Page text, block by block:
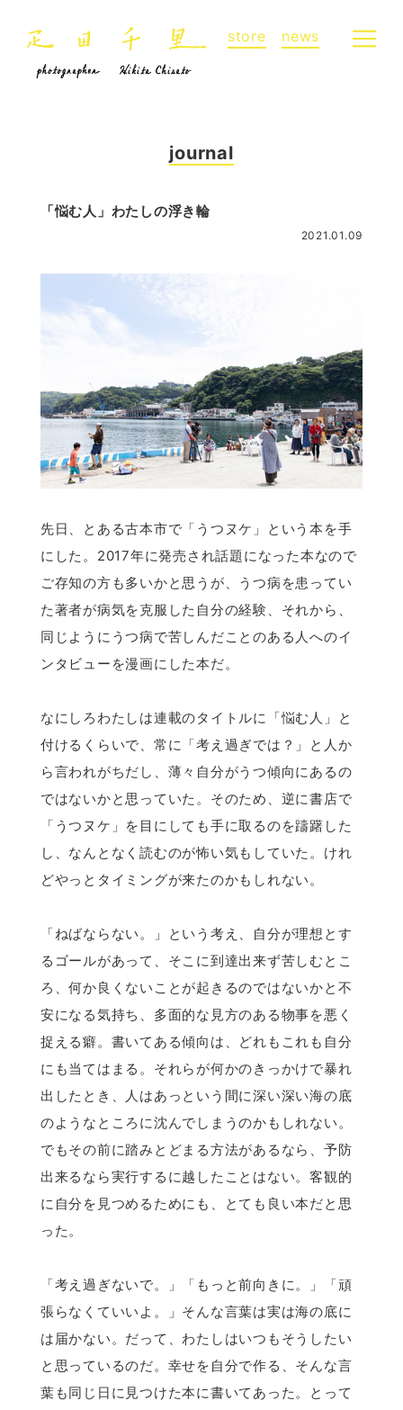
store news
journal
「悩む人」わたしの浮き輪
2021.01.09
先日、とある古本市で「うつヌケ」という本を手
にした。2017年に発売され話題になった本なので
ご存知の方も多いかと思うが、うつ病を患ってい
た著者が病気を克服した自分の経験、それから、
同じようにうつ病で苦しんだことのある人へのイ
ンタビューを漫画にした本だ。
なにしろわたしは連載のタイトルに「悩む人」と
付けるくらいで、常に「考え過ぎでは？」と人か
ら言われがちだし、薄々自分がうつ傾向にあるの
ではないかと思っていた。そのため、逆に書店で
「うつヌケ」を目にしても手に取るのを躊躇した
し、なんとなく読むのが怖い気もしていた。けれ
どやっとタイミングが来たのかもしれない。
「ねばならない。」という考え、自分が理想とす
るゴールがあって、そこに到達出来ず苦しむとこ
ろ、何か良くないことが起きるのではないかと不
安になる気持ち、多面的な見方のある物事を悪く
捉える癖。書いてある傾向は、どれもこれも自分
にも当てはまる。それらが何かのきっかけで暴れ
出したとき、人はあっという間に深い深い海の底
のようなところに沈んでしまうのかもしれない。
でもその前に踏みとどまる方法があるなら、予防
出来るなら実行するに越したことはない。客観的
に自分を見つめるためにも、とても良い本だと思
った。
「考え過ぎないで。」「もっと前向きに。」「頑
張らなくていいよ。」そんな言葉は実は海の底に
は届かない。だって、わたしはいつもそうしたい
と思っているのだ。幸せを自分で作る、そんな言
葉も同じ日に見つけた本に書いてあった。とって